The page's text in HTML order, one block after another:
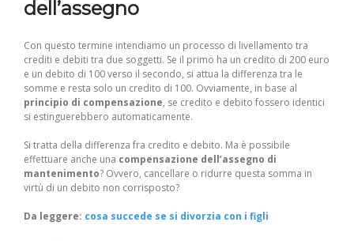
dell’assegno
Con questo termine intendiamo un processo di livellamento tra
crediti e debiti tra due soggetti. Se il primo ha un credito di 200 euro
e un debito di 100 verso il secondo, si attua la differenza tra le
somme e resta solo un credito di 100. Ovviamente, in base al
principio di compensazione, se credito e debito fossero identici
si estinguerebbero automaticamente.
Si tratta della differenza fra credito e debito. Ma è possibile
effettuare anche una compensazione dell’assegno di
mantenimento? Ovvero, cancellare o ridurre questa somma in
virtù di un debito non corrisposto?
Da leggere: cosa succede se si divorzia con i figli